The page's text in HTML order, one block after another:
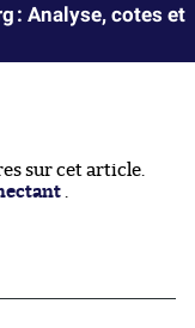
: Analyse, cotes et
sur cet article.